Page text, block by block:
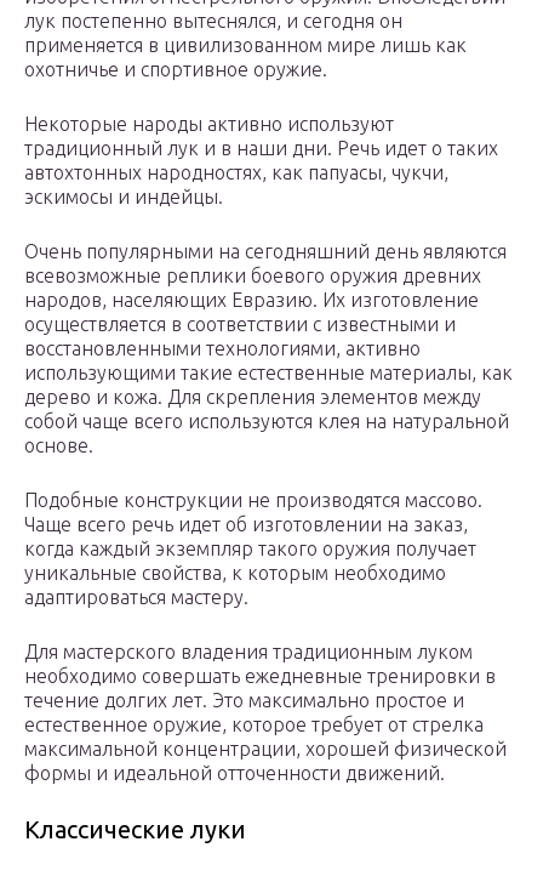
лук постепенно вытеснялся, и сегодня он
применяется в цивилизованном мире лишь как
охотничье и спортивное оружие.
Некоторые народы активно используют
традиционный лук и в наши дни. Речь идет о таких
автохтонных народностях, как папуасы, чукчи,
эскимосы и индейцы.
Очень популярными на сегодняшний день являются
всевозможные реплики боевого оружия древних
народов, населяющих Евразию. Их изготовление
осуществляется в соответствии с известными и
восстановленными технологиями, активно
использующими такие естественные материалы, как
дерево и кожа. Для скрепления элементов между
собой чаще всего используются клея на натуральной
основе.
Подобные конструкции не производятся массово.
Чаще всего речь идет об изготовлении на заказ,
когда каждый экземпляр такого оружия получает
уникальные свойства, к которым необходимо
адаптироваться мастеру.
Для мастерского владения традиционным луком
необходимо совершать ежедневные тренировки в
течение долгих лет. Это максимально простое и
естественное оружие, которое требует от стрелка
максимальной концентрации, хорошей физической
формы и идеальной отточенности движений.
Классические луки